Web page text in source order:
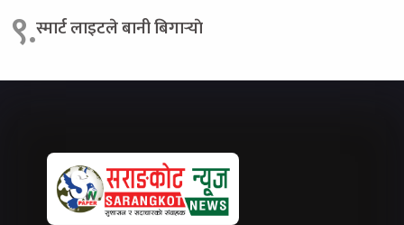
९.स्मार्ट लाइटले बानी बिगार्‍याे